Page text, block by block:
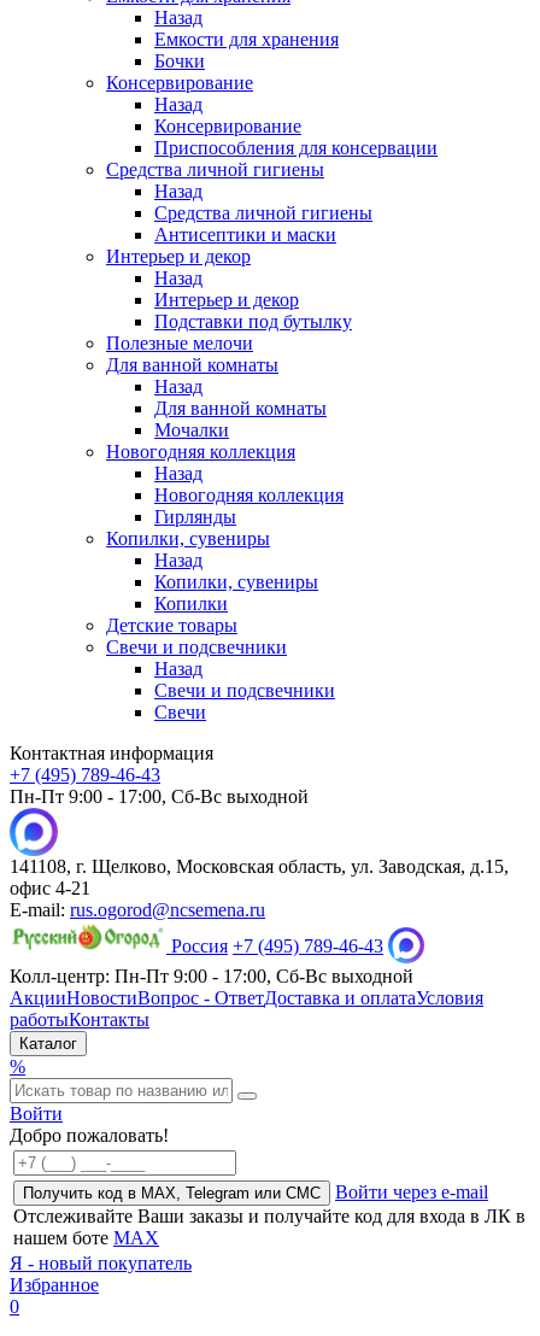
Назад
Емкости для хранения
Бочки
Консервирование
Назад
Консервирование
Приспособления для консервации
Средства личной гигиены
Назад
Средства личной гигиены
Антисептики и маски
Интерьер и декор
Назад
Интерьер и декор
Подставки под бутылку
Полезные мелочи
Для ванной комнаты
Назад
Для ванной комнаты
Мочалки
Новогодняя коллекция
Назад
Новогодняя коллекция
Гирлянды
Копилки, сувениры
Назад
Копилки, сувениры
Копилки
Детские товары
Свечи и подсвечники
Назад
Свечи и подсвечники
Свечи
Контактная информация
+7 (495) 789-46-43
Пн-Пт 9:00 - 17:00, Сб-Вс выходной
141108, г. Щелково, Московская область, ул. Заводская, д.15,
офис 4-21
E-mail: rus.ogorod@ncsemena.ru
Россия +7 (495) 789-46-43
Колл-центр: Пн-Пт 9:00 - 17:00, Сб-Вс выходной
АкцииНовостиВопрос - ОтветДоставка и оплатаУсловия
работыКонтакты
Каталог
%
Войти
Добро пожаловать!
Получить код в MAX, Telegram или СМС
Войти через e-mail
Отслеживайте Ваши заказы и получайте код для входа в ЛК в
нашем боте MAX
Я - новый покупатель
Избранное
0